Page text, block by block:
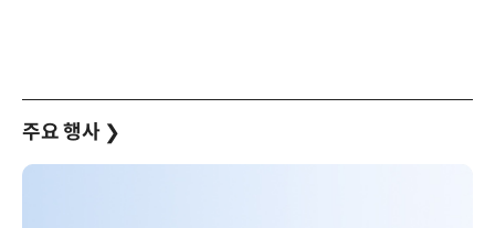
주요 행사 ❯